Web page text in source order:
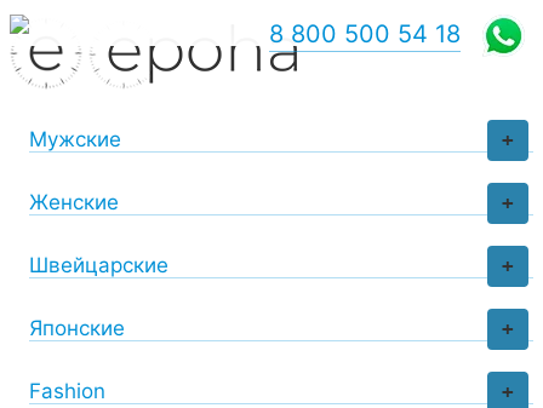
+
Мужские
+
Женские
+
Швейцарские
+
Японские
+
Fashion
8 800 500 54 18